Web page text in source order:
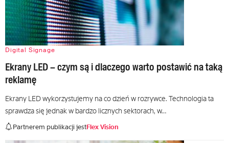
Digital Signage
Ekrany LED – czym są i dlaczego warto postawić na taką
reklamę
Ekrany LED wykorzystujemy na co dzień w rozrywce. Technologia ta
sprawdza się jednak w bardzo licznych sektorach, w…
Partnerem publikacji jestFlex Vision